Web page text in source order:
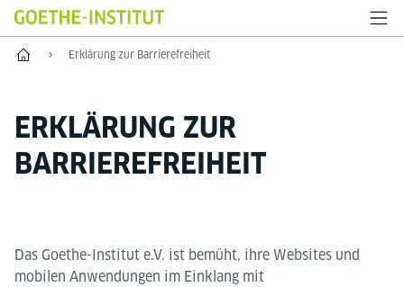
Start Erklärung zur Barrierefreiheit
ERKLÄRUNG ZUR
BARRIEREFREIHEIT
Das Goethe-Institut e.V. ist bemüht, ihre Websites und
mobilen Anwendungen im Einklang mit